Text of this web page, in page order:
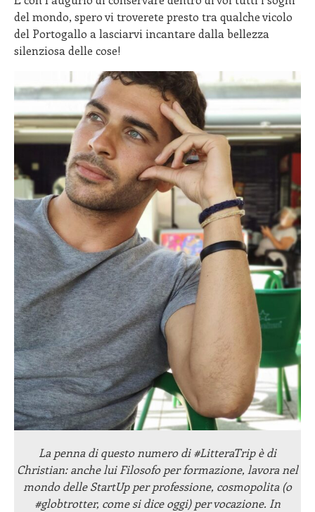
del mondo, spero vi troverete presto tra qualche vicolo
del Portogallo a lasciarvi incantare dalla bellezza
silenziosa delle cose!
La penna di questo numero di #LitteraTrip è di
Christian: anche lui Filosofo per formazione, lavora nel
mondo delle StartUp per professione, cosmopolita (o
#globtrotter, come si dice oggi) per vocazione. In